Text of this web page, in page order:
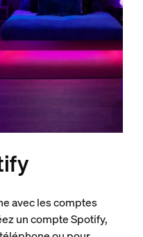
avec les comptes
un compte Spotify,